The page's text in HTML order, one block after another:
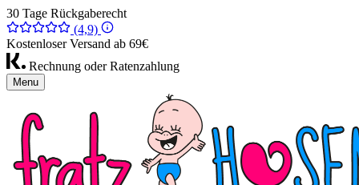
30 Tage Rückgaberecht
(4,9)
Kostenloser Versand ab 69€
Rechnung oder Ratenzahlung
Menu